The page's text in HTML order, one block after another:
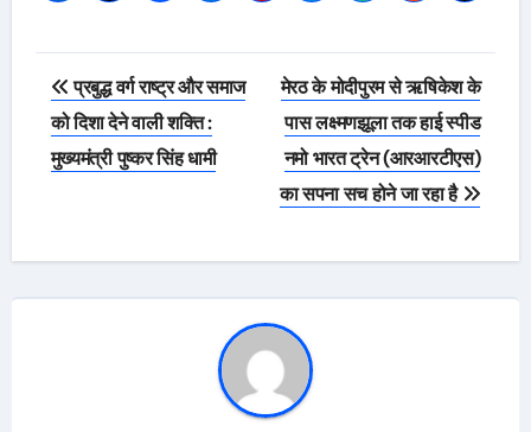
Post
navigation
प्रबुद्ध वर्ग राष्ट्र और समाज
को दिशा देने वाली शक्ति :
मुख्यमंत्री पुष्कर सिंह धामी
मेरठ के मोदीपुरम से ऋषिकेश के
पास लक्ष्मणझूला तक हाई स्पीड
नमो भारत ट्रेन (आरआरटीएस)
का सपना सच होने जा रहा है